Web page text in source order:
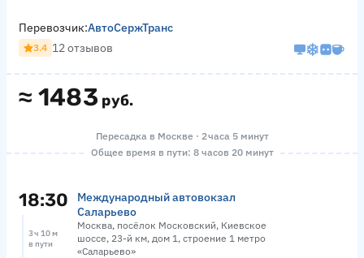
≈ 1483 руб.
Перевозчик:АвтоСержТранс
3.4 12 отзывов
Пересадка в Москве · 2 часа 5 минут
Общее время в пути: 8 часов 20 минут
18:30
Международный автовокзал
Саларьево
Москва, посёлок Московский, Киевское
шоссе, 23-й км, дом 1, строение 1 метро
«Саларьево»
3 ч 10 м
в пути